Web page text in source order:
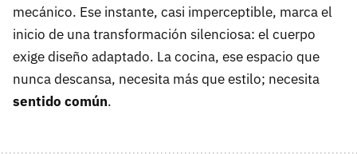
mecánico. Ese instante, casi imperceptible, marca el
inicio de una transformación silenciosa: el cuerpo
exige diseño adaptado. La cocina, ese espacio que
nunca descansa, necesita más que estilo; necesita
sentido común.